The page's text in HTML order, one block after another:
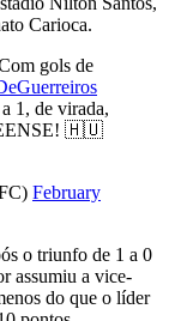
Carioca.
gols de
1, de virada,
🇭🇺
February
o triunfo de 1 a 0
assumiu a vice-
do que o líder